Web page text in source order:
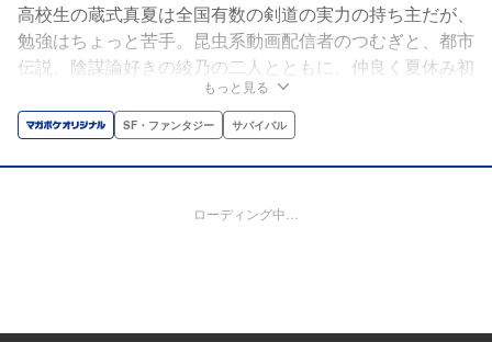
高校生の蔵式真夏は全国有数の剣道の実力の持ち主だが、
勉強はちょっと苦手。昆虫系動画配信者のつむぎと、都市
伝説、陰謀論好きの綾乃の二人とともに、仲良く夏休み初
日から補修を受ける真夏だったが、その時、校庭に自衛隊
のヘリコプターが着陸する。これが真夏たちの超危険でア
ツすぎる夏休みの始まりだった！
もっと見る
SF・ファンタジー サバイバル
ローディング中…